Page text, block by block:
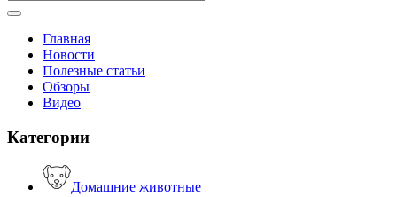
Главная
Новости
Полезные статьи
Обзоры
Видео
Категории
Домашние животные